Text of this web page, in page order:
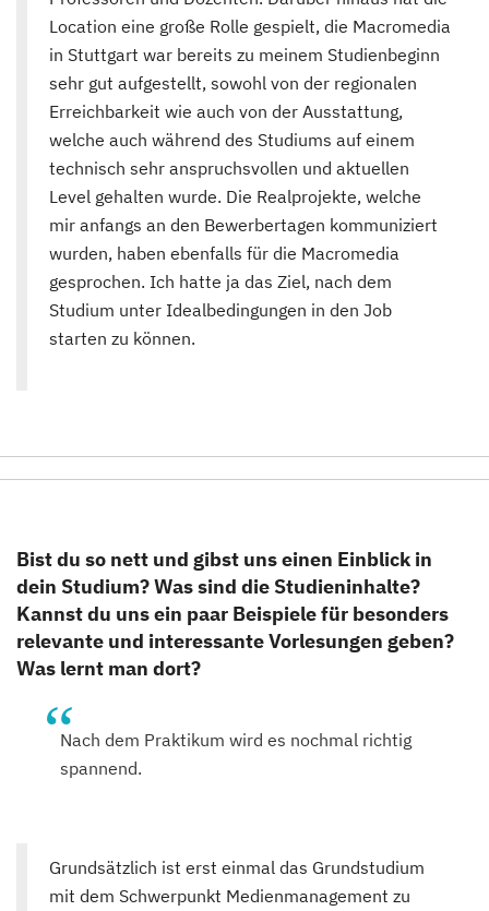
Location eine große Rolle gespielt, die Macromedia
in Stuttgart war bereits zu meinem Studienbeginn
sehr gut aufgestellt, sowohl von der regionalen
Erreichbarkeit wie auch von der Ausstattung,
welche auch während des Studiums auf einem
technisch sehr anspruchsvollen und aktuellen
Level gehalten wurde. Die Realprojekte, welche
mir anfangs an den Bewerbertagen kommuniziert
wurden, haben ebenfalls für die Macromedia
gesprochen. Ich hatte ja das Ziel, nach dem
Studium unter Idealbedingungen in den Job
starten zu können.
Bist du so nett und gibst uns einen Einblick in
dein Studium? Was sind die Studieninhalte?
Kannst du uns ein paar Beispiele für besonders
relevante und interessante Vorlesungen geben?
Was lernt man dort?
Nach dem Praktikum wird es nochmal richtig
spannend.
Grundsätzlich ist erst einmal das Grundstudium
mit dem Schwerpunkt Medienmanagement zu